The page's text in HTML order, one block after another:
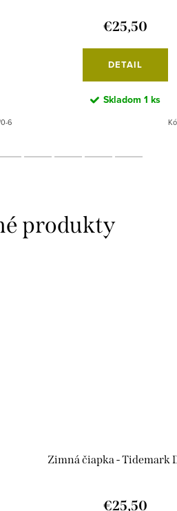
6
€25,50
DETAIL
Skladom 1 ks
Zimná čiapka - Tidemark
€25,50